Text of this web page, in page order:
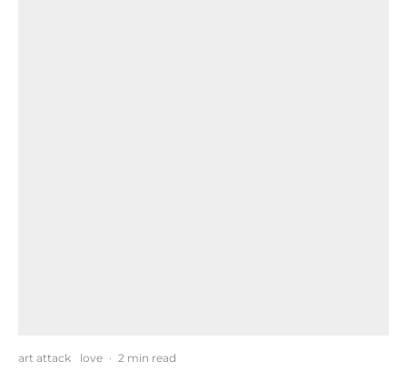
art attack love · 2 min read